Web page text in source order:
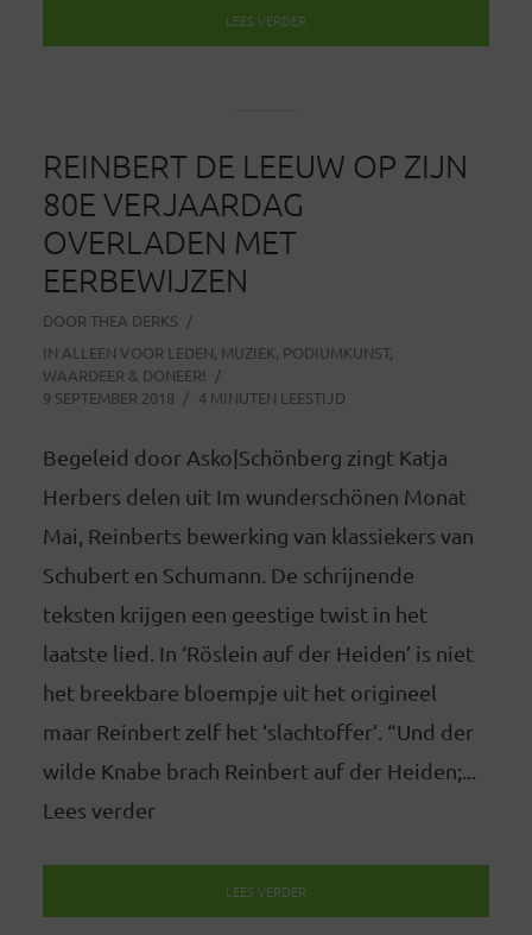
LEES VERDER
REINBERT DE LEEUW OP ZIJN
80E VERJAARDAG
OVERLADEN MET
EERBEWIJZEN
DOOR THEA DERKS
IN ALLEEN VOOR LEDEN, MUZIEK, PODIUMKUNST,
WAARDEER & DONEER!
9 SEPTEMBER 2018
4 MINUTEN LEESTIJD
Begeleid door Asko|Schönberg zingt Katja
Herbers delen uit Im wunderschönen Monat
Mai, Reinberts bewerking van klassiekers van
Schubert en Schumann. De schrijnende
teksten krijgen een geestige twist in het
laatste lied. In ‘Röslein auf der Heiden’ is niet
het breekbare bloempje uit het origineel
maar Reinbert zelf het ‘slachtoffer’. “Und der
wilde Knabe brach Reinbert auf der Heiden;...
Lees verder
LEES VERDER